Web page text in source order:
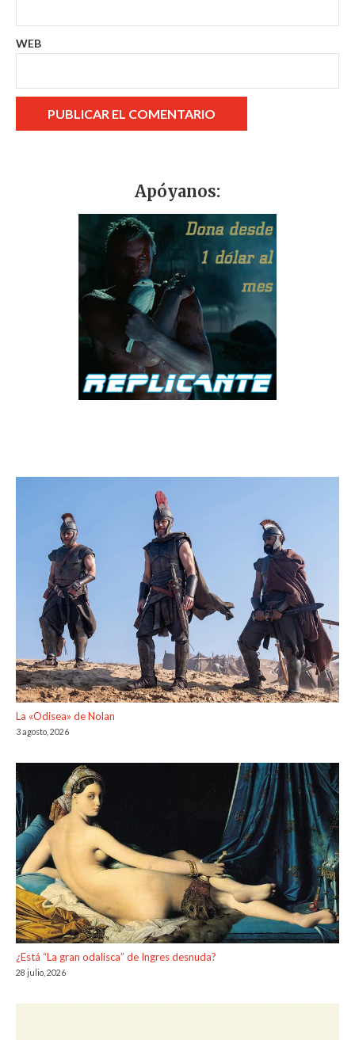
WEB
Apóyanos:
La «Odisea» de Nolan
3 agosto, 2026
¿Está “La gran odalisca” de Ingres desnuda?
28 julio, 2026